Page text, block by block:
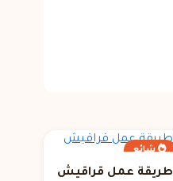
شائع
طريقة عمل قراقيش